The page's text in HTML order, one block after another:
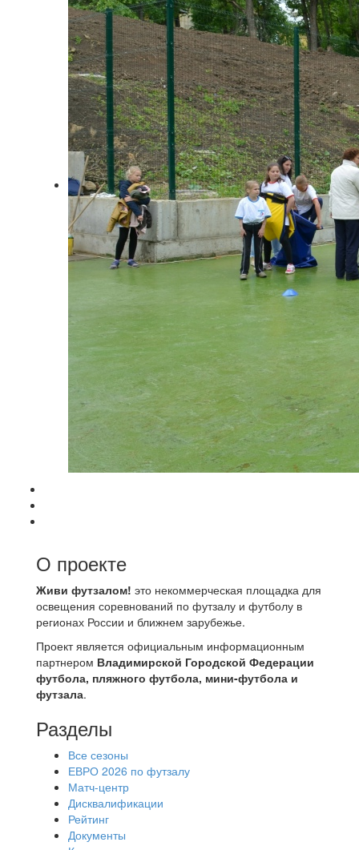
О проекте
Живи футзалом! это некоммерческая площадка для
освещения соревнований по футзалу и футболу в
регионах России и ближнем зарубежье.
Проект является официальным информационным
партнером Владимирской Городской Федерации
футбола, пляжного футбола, мини-футбола и
футзала.
Разделы
Все сезоны
ЕВРО 2026 по футзалу
Матч-центр
Дисквалификации
Рейтинг
Документы